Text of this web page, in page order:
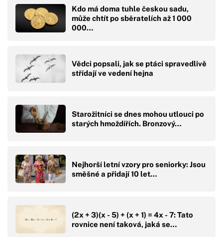
Kdo má doma tuhle českou sadu,
může chtít po sběratelích až 1 000
000…
Vědci popsali, jak se ptáci spravedlivě
střídají ve vedení hejna
Starožitníci se dnes mohou utlouci po
starých hmoždířích. Bronzový…
Nejhorší letní vzory pro seniorky: Jsou
směšné a přidají 10 let…
(2x + 3)(x - 5) + (x + 1) = 4x - 7: Tato
rovnice není taková, jaká se…